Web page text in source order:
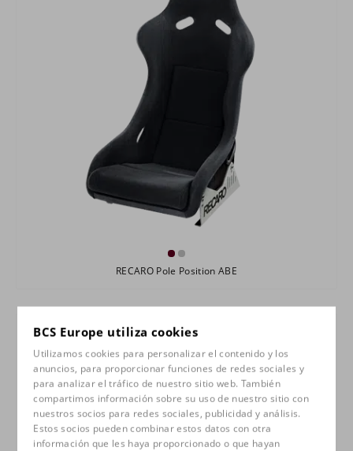
BCS Europe utiliza cookies
Utilizamos cookies para personalizar el contenido y los
anuncios, para proporcionar funciones de redes sociales y
para analizar el tráfico de nuestro sitio web. También
compartimos información sobre su uso de nuestro sitio con
nuestros socios para redes sociales, publicidad y análisis.
Estos socios pueden combinar estos datos con otra
información que les haya proporcionado o que hayan
RECARO Pole Position ABE